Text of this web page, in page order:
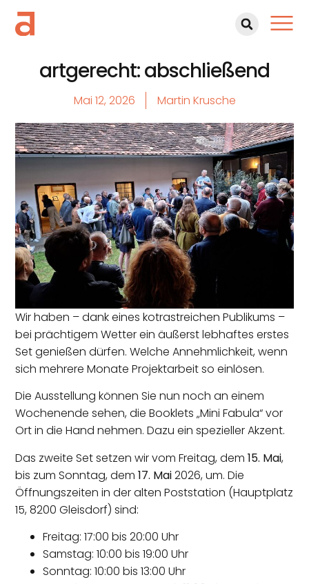
artgerecht: abschließend
Mai 12, 2026 Martin Krusche
Wir haben – dank eines kotrastreichen Publikums –
bei prächtigem Wetter ein äußerst lebhaftes erstes
Set genießen dürfen. Welche Annehmlichkeit, wenn
sich mehrere Monate Projektarbeit so einlösen.
Die Ausstellung können Sie nun noch an einem
Wochenende sehen, die Booklets „Mini Fabula“ vor
Ort in die Hand nehmen. Dazu ein spezieller Akzent.
Das zweite Set setzen wir vom Freitag, dem15. Mai,
bis zum Sonntag, dem 17. Mai2026, um. Die
Öffnungszeiten in der alten Poststation (Hauptplatz
15, 8200 Gleisdorf) sind:
Freitag: 17:00 bis 20:00 Uhr
Samstag: 10:00 bis 19:00 Uhr
Sonntag: 10:00 bis 13:00 Uhr